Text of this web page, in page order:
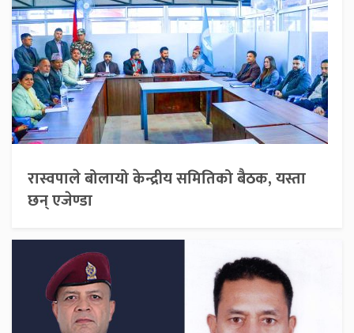
रास्वपाले बोलायो केन्द्रीय समितिको बैठक, यस्ता
छन् एजेण्डा